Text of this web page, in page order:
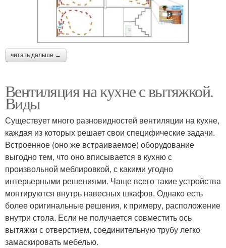
читать дальше →
Вентиляция на кухне с вытяжкой.
Виды
Существует много разновидностей вентиляции на кухне,
каждая из которых решает свои специфические задачи.
Встроенное (оно же встраиваемое) оборудование
выгодно тем, что оно вписывается в кухню с
произвольной меблировкой, с какими угодно
интерьерными решениями. Чаще всего такие устройства
монтируются внутрь навесных шкафов. Однако есть
более оригинальные решения, к примеру, расположение
внутри стола. Если не получается совместить ось
вытяжки с отверстием, соединительную трубу легко
замаскировать мебелью.